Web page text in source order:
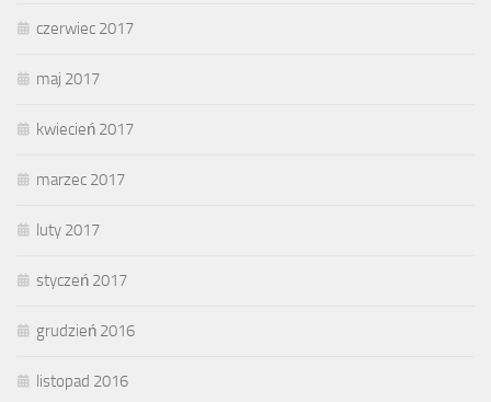
czerwiec 2017
maj 2017
kwiecień 2017
marzec 2017
luty 2017
styczeń 2017
grudzień 2016
listopad 2016